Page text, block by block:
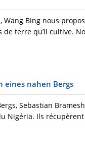
Bing nous
terre qu’il cultive.
eines nahen Bergs
Sebastian
Nigéria. Ils récupèrent